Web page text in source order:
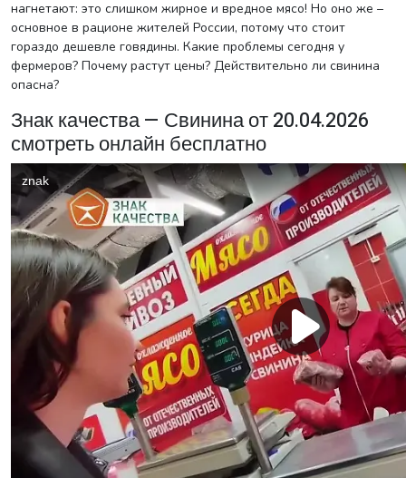
нагнетают: это слишком жирное и вредное мясо! Но оно же –
основное в рационе жителей России, потому что стоит
гораздо дешевле говядины. Какие проблемы сегодня у
фермеров? Почему растут цены? Действительно ли свинина
опасна?
Знак качества — Свинина от 20.04.2026
смотреть онлайн бесплатно